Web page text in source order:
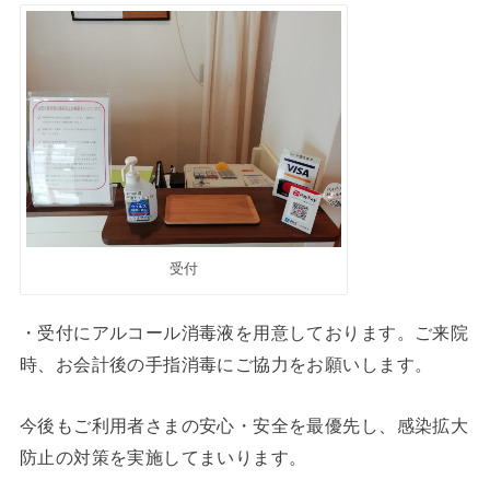
受付
・受付にアルコール消毒液を用意しております。ご来院
時、お会計後の手指消毒にご協力をお願いします。
今後もご利用者さまの安心・安全を最優先し、感染拡大
防止の対策を実施してまいります。